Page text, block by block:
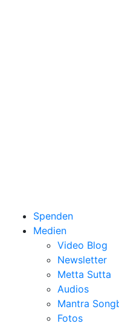
Spenden
Medien
Video Blog
Newsletter
Metta Sutta
Audios
Mantra
Fotos